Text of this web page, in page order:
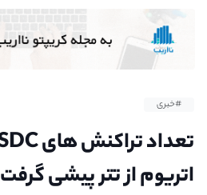
#خبری
اتریوم از تتر پیشی گرفت